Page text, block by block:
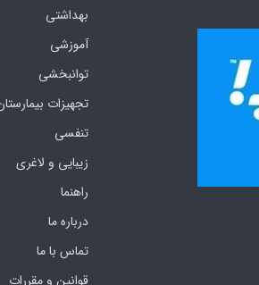
بهداشتی
آموزشی
توانبخشی
تجهیزات
تنفسی
زیبایی و لاغری
راهنما
درباره ما
تماس با ما
قوانین و مقررات